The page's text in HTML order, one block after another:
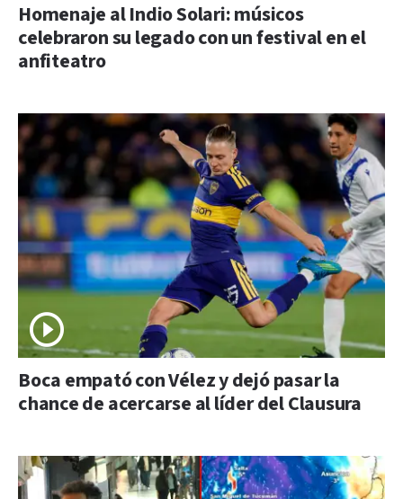
Homenaje al Indio Solari: músicos
celebraron su legado con un festival en el
anfiteatro
Boca empató con Vélez y dejó pasar la
chance de acercarse al líder del Clausura